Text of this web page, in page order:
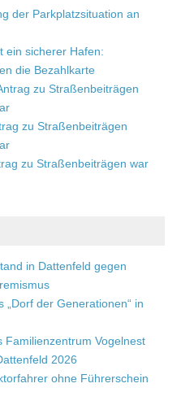
der Parkplatzsituation an
ein sicherer Hafen:
die Bezahlkarte
zu Straßenbeiträgen
zu Straßenbeiträgen
zu Straßenbeiträgen war
in Dattenfeld gegen
der Generationen“ in
Familienzentrum Vogelnest
2026
ohne Führerschein